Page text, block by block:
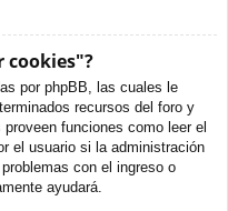
cookies"?
por phpBB, las cuales le
recursos del foro y
funciones como leer el
el usuario si la administración
con el ingreso o
ayudará.